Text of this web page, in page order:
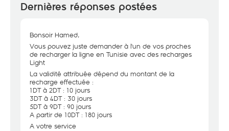
Dernières réponses postées
Bonsoir Hamed,
Vous pouvez juste demander à l'un de vos proches
de recharger la ligne en Tunisie avec des recharges
Light
La validité attribuée dépend du montant de la
recharge effectuée :
1DT à 2DT : 10 jours
3DT à 4DT : 30 jours
5DT à 9DT : 90 jours
A partir de 10DT : 180 jours
A votre service